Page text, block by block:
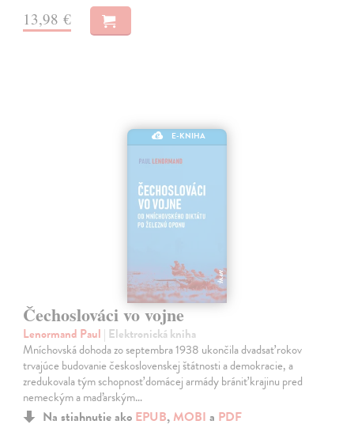
13,98 €
E-KNIHA
Čechoslováci vo vojne
Lenormand Paul | Elektronická kniha
Mníchovská dohoda zo septembra 1938 ukončila dvadsať rokov
trvajúce budovanie československej štátnosti a demokracie, a
zredukovala tým schopnosť domácej armády brániť krajinu pred
nemeckým a maďarským…
Na stiahnutie ako EPUB, MOBI a PDF